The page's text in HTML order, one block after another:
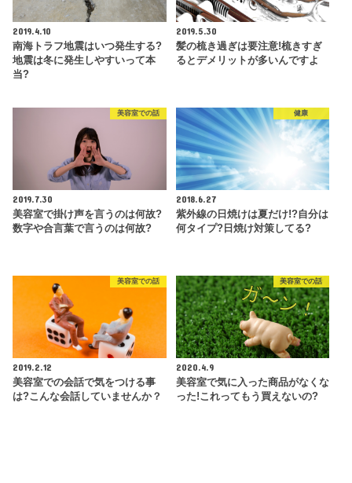
2019.4.10
南海トラフ地震はいつ発生する?
地震は冬に発生しやすいって本
当?
2019.5.30
髪の梳き過ぎは要注意!梳きすぎ
るとデメリットが多いんですよ
美容室での話
2019.7.30
美容室で掛け声を言うのは何故?
数字や合言葉で言うのは何故?
健康
2018.6.27
紫外線の日焼けは夏だけ!?自分は
何タイプ?日焼け対策してる?
美容室での話
2019.2.12
美容室での会話で気をつける事
は?こんな会話していませんか？
美容室での話
2020.4.9
美容室で気に入った商品がなくな
った!これってもう買えないの?